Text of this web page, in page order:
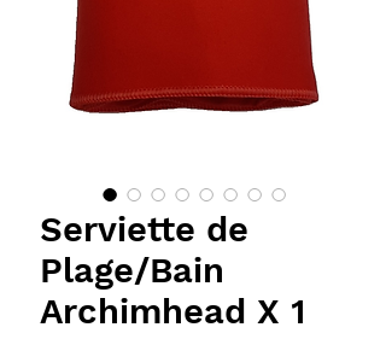
Serviette de
Plage/Bain
Archimhead X 1